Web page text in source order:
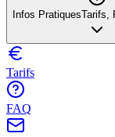
Infos PratiquesTarifs,
Tarifs
FAQ